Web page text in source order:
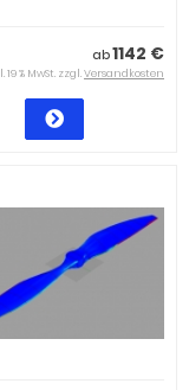
ab1142 €
19 % MwSt. zzgl.Versandkosten